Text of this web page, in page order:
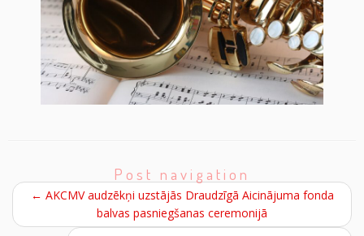
Post navigation
← AKCMV audzēkņi uzstājās Draudzīgā Aicinājuma fonda
balvas pasniegšanas ceremonijā